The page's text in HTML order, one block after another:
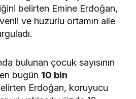
belirten Emine Erdoğan,
ve huzurlu ortamın aile
bulunan çocuk sayısının
bugün 10 bin
Erdoğan, koruyucu